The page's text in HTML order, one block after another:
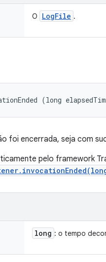
O LogFile .
(long
foi encerrada, seja com
pelo framework
long : o tempo